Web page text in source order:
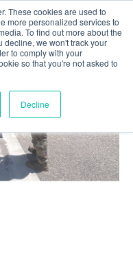
These cookies are used to
more personalized services to
To find out more about the
decline, we won't track your
to comply with your
so that you're not asked to
Decline
부품 평가